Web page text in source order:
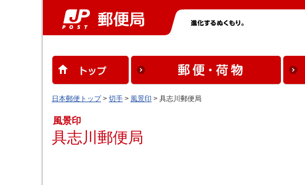
日本郵便トップ> 切手 > 風景印 > 具志川郵便局
風景印
具志川郵便局